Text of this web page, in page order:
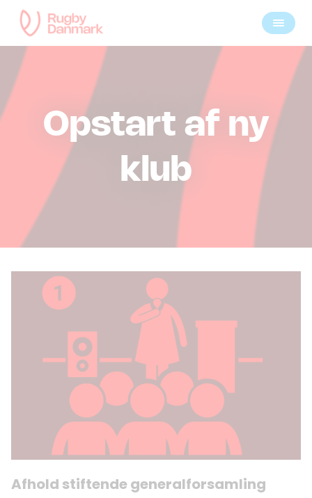
Opstart af ny
klub
Afhold stiftende generalforsamling